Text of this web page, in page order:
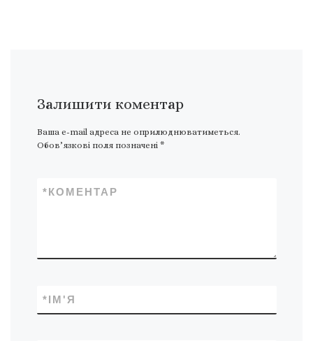
Залишити коментар
Ваша e-mail адреса не оприлюднюватиметься.
Обов’язкові поля позначені *
КОМЕНТАР
*
ІМ'Я
*